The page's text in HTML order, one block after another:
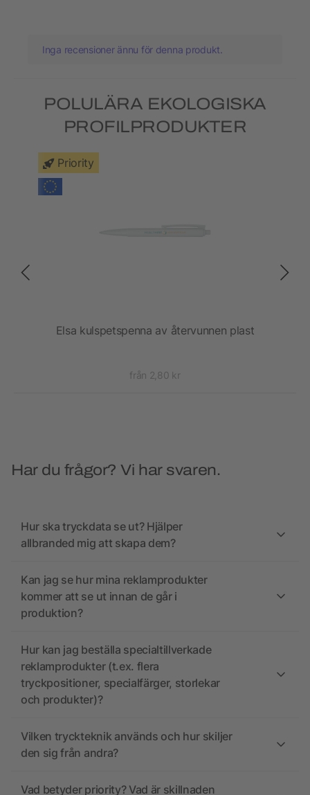
Inga recensioner ännu för denna produkt.
POLULÄRA EKOLOGISKA
PROFILPRODUKTER
Priority
Elsa kulspetspenna av återvunnen plast
från 2,80 kr
Har du frågor? Vi har svaren.
Hur ska tryckdata se ut? Hjälper
allbranded mig att skapa dem?
Kan jag se hur mina reklamprodukter
kommer att se ut innan de går i
produktion?
Hur kan jag beställa specialtillverkade
reklamprodukter (t.ex. flera
tryckpositioner, specialfärger, storlekar
och produkter)?
Vilken tryckteknik används och hur skiljer
den sig från andra?
Vad betyder priority? Vad är skillnaden